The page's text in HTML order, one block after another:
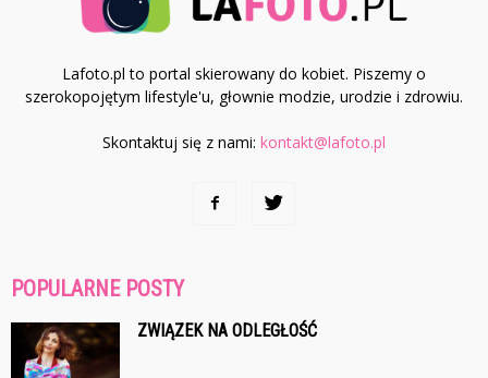
Lafoto.pl to portal skierowany do kobiet. Piszemy o
szerokopojętym lifestyle'u, głownie modzie, urodzie i zdrowiu.
Skontaktuj się z nami: kontakt@lafoto.pl
POPULARNE POSTY
ZWIĄZEK NA ODLEGŁOŚĆ